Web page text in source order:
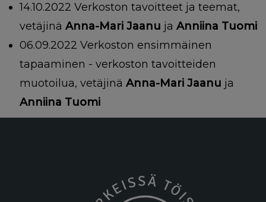
14.10.2022 Verkoston tavoitteet ja teemat,
vetäjinä Anna-Mari Jaanu ja Anniina Tuomi
06.09.2022 Verkoston ensimmäinen
tapaaminen - verkoston tavoitteiden
muotoilua, vetäjinä Anna-Mari Jaanu ja
Anniina Tuomi